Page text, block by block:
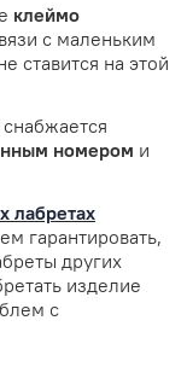
клеймо
с маленьким
ставится на этой
номером и
лабретах
гарантировать,
других
изделие
с